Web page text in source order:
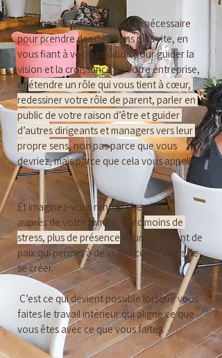
Imaginez-vous avoir la clarté nécessaire
pour prendre des décisions plus vite, en
vous fiant à votre intuition pour guider la
vision et la croissance de votre entreprise,
et étendre un rôle qui vous tient à cœur,
redessiner votre rôle de parent, parler en
public de votre raison d’être et guider
d’autres dirigeants et managers vers leur
propre sens, non pas parce que vous
devriez, mais parce que cela vous appelle.
Et imaginez-vous rentrer chez vous,
auprès de votre famille, avec moins de
stress, plus de présence et un sentiment de
paix qui permet à de vraies connexions de
se créer.
faites le travail intérieur qui aligne ce que
vous êtes avec ce que vous faites.